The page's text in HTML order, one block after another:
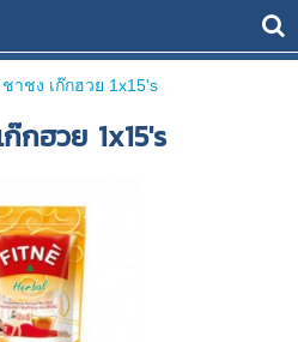
าชง เก๊กฮวย 1x15's
กฮวย 1x15's